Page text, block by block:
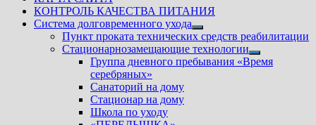
КОНТРОЛЬ КАЧЕСТВА ПИТАНИЯ
Система долговременного ухода
Показать
подменю
Пункт проката технических средств реабилитации
Стационарнозамещающие технологии
Показать
подменю
Группа дневного пребывания «Время
серебряных»
Санаторий на дому
Стационар на дому
Школа по уходу